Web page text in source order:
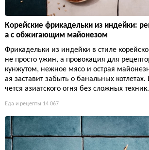
Корейские фрикадельки из индейки:
а с обжигающим майонезом
Фрикадельки из индейки в стиле
не просто ужин, а провокация для
кунжутом, нежное мясо и острая
ая заставит забыть о банальных
чется азиатского огня без сложных техник.
Еда и рецепты 14 067